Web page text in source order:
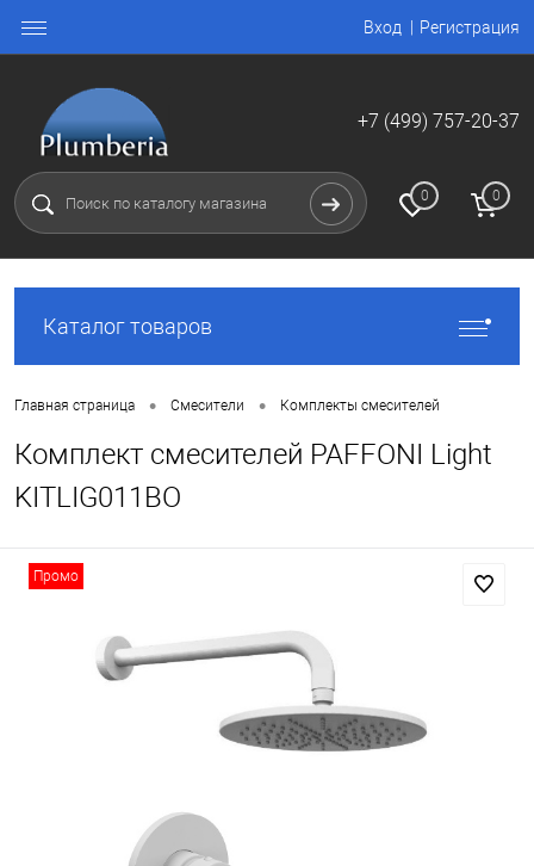
Вход Регистрация
+7 (499) 757-20-37
0 0
Каталог товаров
Главная страница • Смесители • Комплекты смесителей
Комплект смесителей PAFFONI Light
KITLIG011BO
Промо